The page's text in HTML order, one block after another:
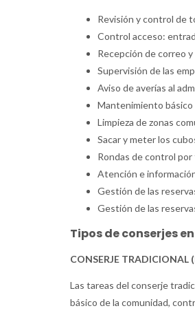
Revisión y control de
Control acceso:
Recepción de correo
Supervisión de las
Aviso de averías al
Mantenimiento básico
Limpieza de zonas
Sacar y meter los
Rondas de control por
Atención e
Gestión de las
Gestión de las
Tipos de conserjes
CONSERJE TRADICIONAL
Las tareas del conserje
básico de la comunidad,